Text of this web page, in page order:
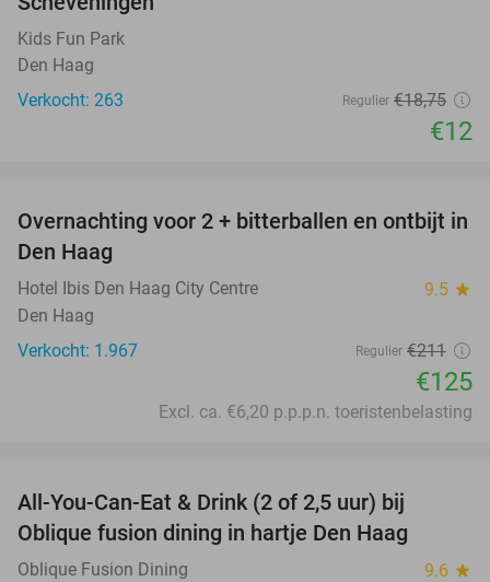
Kids Fun Park
Den Haag
Verkocht: 263
Regulier €18,75
€12
41%
Overnachting voor 2 + bitterballen en ontbijt in
Den Haag
Hotel Ibis Den Haag City Centre 9.5 star
Den Haag
Verkocht: 1.967
Regulier €211
€125
Excl. ca. €6,20 p.p.p.n. toeristenbelasting
All-You-Can-Eat & Drink (2 of 2,5 uur) bij
Oblique fusion dining in hartje Den Haag
Oblique Fusion Dining 9.6 star